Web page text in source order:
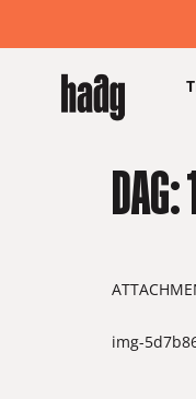
DAG:
img-